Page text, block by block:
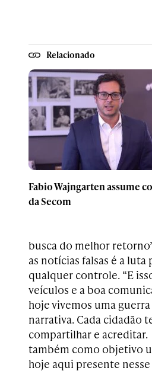
Relacionado
Fabio Wajngarten assume
da Secom
busca do melhor
as notícias falsas é a
qualquer controle. “E
veículos e a boa
hoje vivemos uma
narrativa. Cada cidadão
compartilhar e acreditar.
também como objetivo
hoje aqui presente